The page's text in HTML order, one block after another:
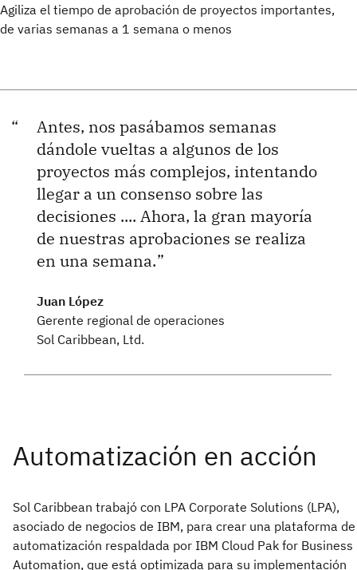
Agiliza el tiempo de aprobación de proyectos importantes,
de varias semanas a 1 semana o menos
Antes, nos pasábamos semanas
dándole vueltas a algunos de los
proyectos más complejos, intentando
llegar a un consenso sobre las
decisiones .... Ahora, la gran mayoría
de nuestras aprobaciones se realiza
en una semana.
Juan López
Gerente regional de operaciones
Sol Caribbean, Ltd.
Sol Caribbean trabajó con LPA Corporate Solutions (LPA),
asociado de negocios de IBM, para crear una plataforma de
automatización respaldada por IBM Cloud Pak for Business
Automation, que está optimizada para su implementación